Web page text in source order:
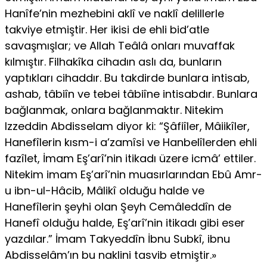
Hanîfe’nin mezhebini aklî ve naklî delillerle
takviye etmiştir. Her ikisi de ehli bid’atle
savaşmışlar; ve Allah Teâlâ onları muvaffak
kılmıştır. Filhakîka cihadın aslı da, bunların
yaptık­ları cihaddır. Bu takdirde bunlara intisab,
ashab, tâbiîn ve tebei tâbiîne intisabdır. Bunlara
bağlanmak, onlara bağlanmaktır. Nitekim
Izzeddin Abdisselam diyor ki: “Şâfiîler, Mâiikîler,
Hanefîlerin kısm-i a’zamîsi ve Hanbelîlerden ehli
fazîlet, İmam Eş’arî’nin itikadı üzere icmâ’ ettiler.
Ni­tekim imam Eş’arî’nin muasırlarından Ebû Amr-
u ibn-ul-Hâcib, Mâlikî ol­duğu halde ve
Hanefîlerin şeyhi olan Şeyh Cemâleddîn de
Hanefî oldu­ğu halde, Eş’arî’nin itikadı gibi eser
yazdılar.” İmam Takyeddîn İbnu Subkî, ibnu
Abdisselâm’ın bu naklini tasvib etmiştir.»